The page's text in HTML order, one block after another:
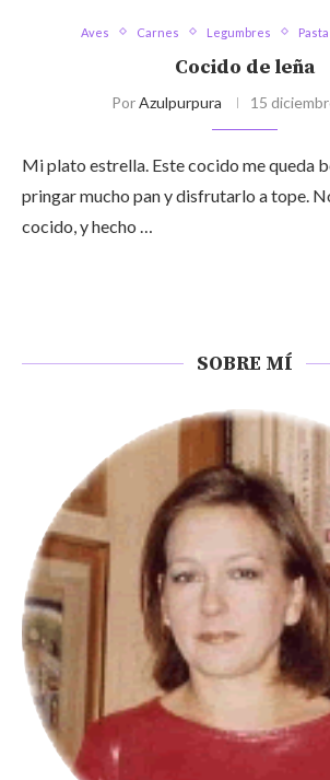
Aves Carnes Legumbres Pasta
Cocido de leña
PorAzulpurpura 15
Mi plato estrella. Este cocido me queda
pringar mucho pan y disfrutarlo a tope.
cocido, y hecho …
SOBRE MÍ